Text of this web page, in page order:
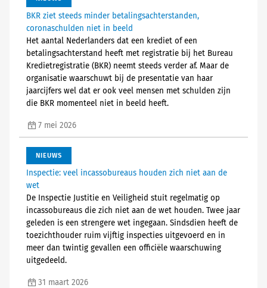
BKR ziet steeds minder betalingsachterstanden,
coronaschulden niet in beeld
Het aantal Nederlanders dat een krediet of een
betalingsachterstand heeft met registratie bij het Bureau
Kredietregistratie (BKR) neemt steeds verder af. Maar de
organisatie waarschuwt bij de presentatie van haar
jaarcijfers wel dat er ook veel mensen met schulden zijn
die BKR momenteel niet in beeld heeft.
7 mei 2026
NIEUWS
Inspectie: veel incassobureaus houden zich niet aan de
wet
De Inspectie Justitie en Veiligheid stuit regelmatig op
incassobureaus die zich niet aan de wet houden. Twee jaar
geleden is een strengere wet ingegaan. Sindsdien heeft de
toezichthouder ruim vijftig inspecties uitgevoerd en in
meer dan twintig gevallen een officiële waarschuwing
uitgedeeld.
31 maart 2026